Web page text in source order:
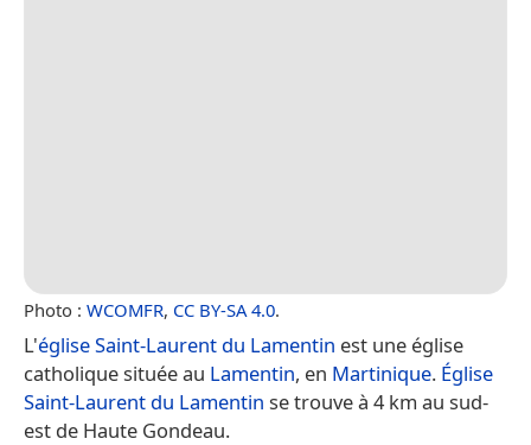
Photo : WCOMFR, CC BY-SA 4.0.
L'église Saint-Laurent du Lamentin est une église
catholique située au Lamentin, en Martinique. Église
Saint-Laurent du Lamentin se trouve à 4 km au sud-
est de Haute Gondeau.